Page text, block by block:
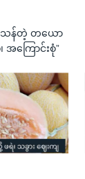
သန်တဲ့ တယော
အကြောင်းစုံ”